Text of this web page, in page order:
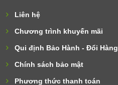
Liên hệ
Chương trình khuyến mãi
Qui định Bảo Hành - Đổi Hàng
Chính sách bảo mật
Phương thức thanh toán